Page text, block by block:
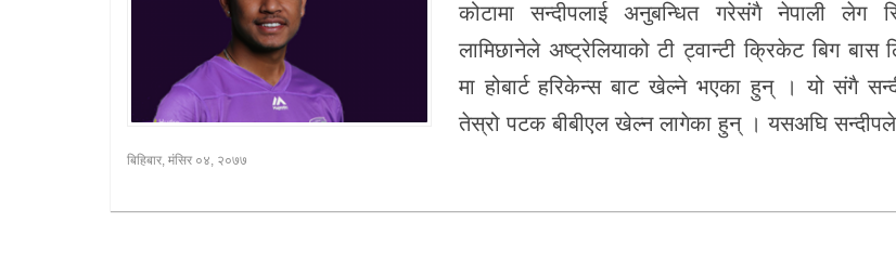
कोटामा सन्दीपलाई अनुबन्धित गरेसंगै नेपाली लेग
लामिछानेले अष्ट्रेलियाको टी ट्वान्टी क्रिकेट बिग बास
मा होबार्ट हरिकेन्स बाट खेल्ने भएका हुन् । यो संगै
तेस्रो पटक बीबीएल खेल्न लागेका हुन् । यसअघि
बिहिबार, मंसिर ०४, २०७७